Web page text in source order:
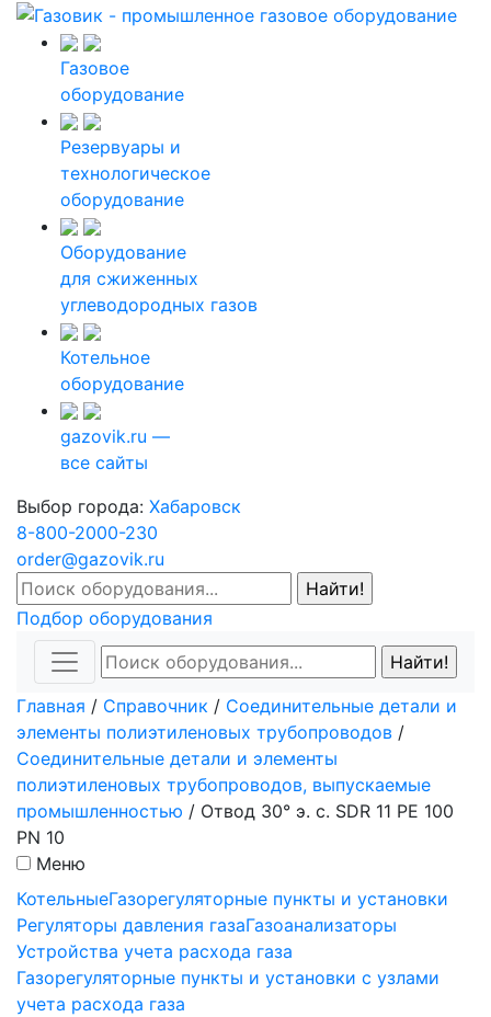
Газовое
оборудование
Резервуары и
технологическое
оборудование
Оборудование
для сжиженных
углеводородных газов
Котельное
оборудование
gazovik.ru —
все сайты
Выбор города: Хабаровск
8-800-2000-230
order@gazovik.ru
Подбор оборудования
Главная / Справочник / Соединительные детали и
элементы полиэтиленовых трубопроводов /
Соединительные детали и элементы
полиэтиленовых трубопроводов, выпускаемые
промышленностью / Отвод 30° э. с. SDR 11 PE 100
PN 10
Меню
КотельныеГазорегуляторные пункты и установки
Регуляторы давления газаГазоанализаторы
Устройства учета расхода газа
Газорегуляторные пункты и установки с узлами
учета расхода газа